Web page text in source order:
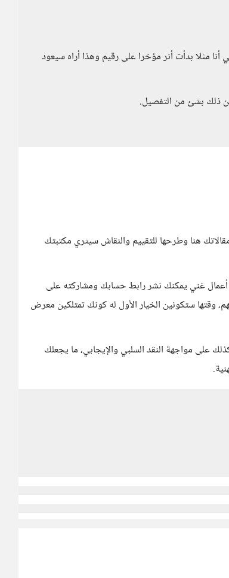
مثلا بدأت أنر مؤخرا على رقيم وهذا أراه سيعود
ذلك بشئ من التفصيل.
هنا وطرحها للتقييم والنقاش سيثري مكتبتك
أعمال غني يمكنك نشر رابط حسابك ومشاركته على
وقتها ستكونين الخيار الأول له كونك تمتلكين معرض
على مواجهة النقد السلبي والإيجابي، ما يجعلك